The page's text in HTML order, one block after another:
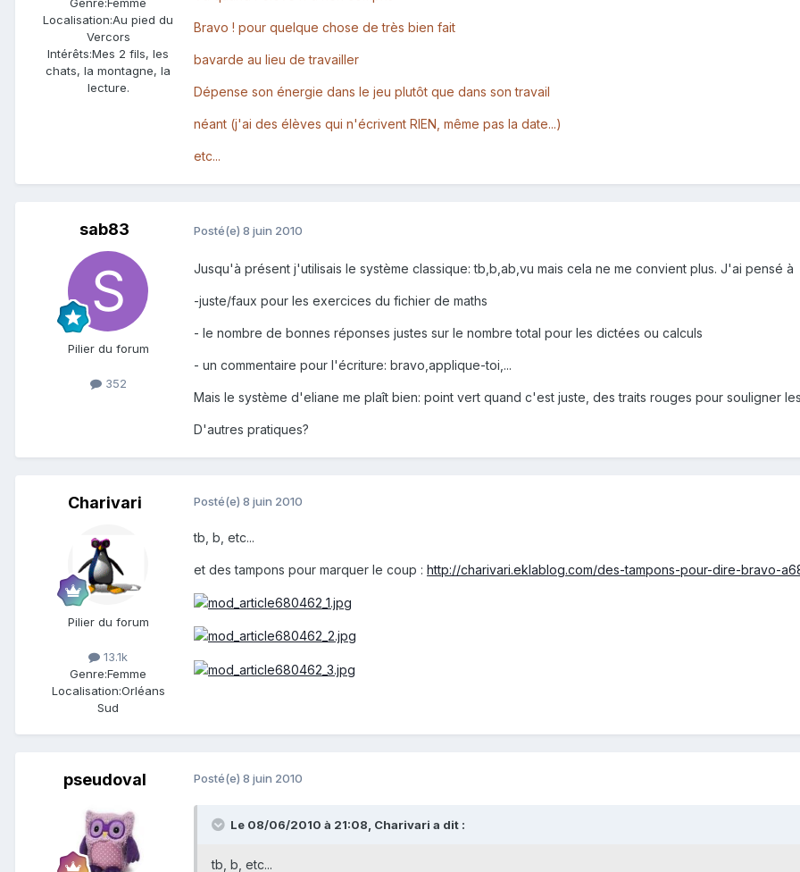
Localisation:Au pied du
Vercors
Intérêts:Mes 2 fils, les
chats, la montagne, la
lecture.
Bravo ! pour quelque chose de très bien fait
bavarde au lieu de travailler
Dépense son énergie dans le jeu plutôt que dans son travail
néant (j'ai des élèves qui n'écrivent RIEN, même pas la date...)
etc...
sab83
Pilier du forum
352
Posté(e) 8 juin 2010
Jusqu'à présent j'utilisais le système classique: tb,b,ab,vu mais cela ne me convient plus. J'ai pensé à
-juste/faux pour les exercices du fichier de maths
- le nombre de bonnes réponses justes sur le nombre total pour les dictées ou calculs
- un commentaire pour l'écriture: bravo,applique-toi,...
Mais le système d'eliane me plaît bien: point vert quand c'est juste, des traits rouges pour souligner
D'autres pratiques?
Charivari
Pilier du forum
13.1k
Genre:Femme
Localisation:Orléans
Sud
Posté(e) 8 juin 2010
tb, b, etc...
et des tampons pour marquer le coup : http://charivari.eklablog.com/des-tampons-pour-dire-bravo-
pseudoval Posté(e) 8 juin 2010
Le 08/06/2010 à 21:08, Charivari a dit :
tb, b, etc...